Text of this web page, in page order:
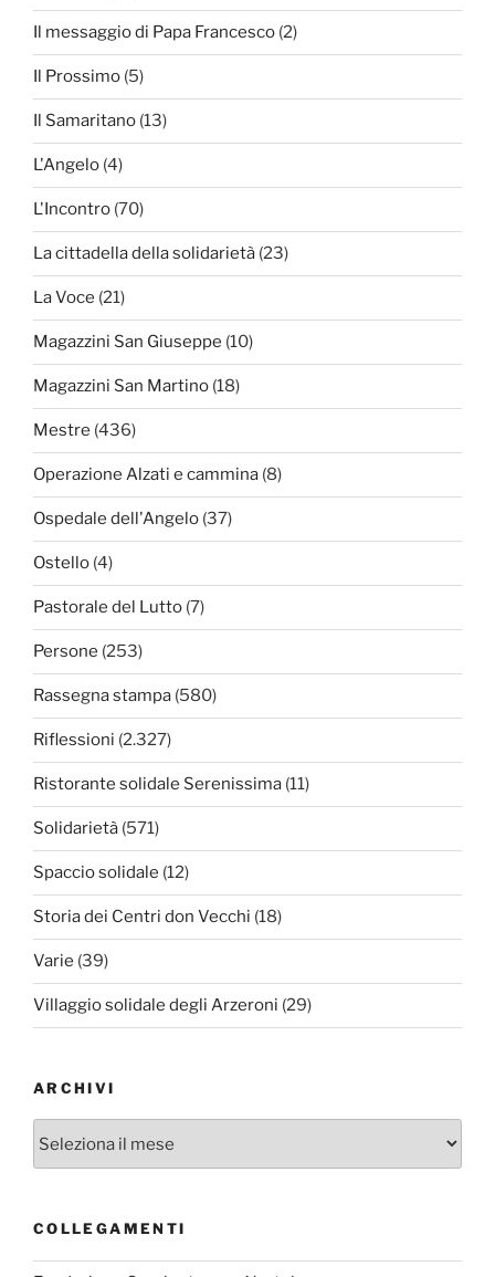
Il messaggio di Papa Francesco (2)
Il Prossimo (5)
Il Samaritano (13)
L'Angelo (4)
L'Incontro (70)
La cittadella della solidarietà (23)
La Voce (21)
Magazzini San Giuseppe (10)
Magazzini San Martino (18)
Mestre (436)
Operazione Alzati e cammina (8)
Ospedale dell'Angelo (37)
Ostello (4)
Pastorale del Lutto (7)
Persone (253)
Rassegna stampa (580)
Riflessioni (2.327)
Ristorante solidale Serenissima (11)
Solidarietà (571)
Spaccio solidale (12)
Storia dei Centri don Vecchi (18)
Varie (39)
Villaggio solidale degli Arzeroni (29)
ARCHIVI
Archivi
COLLEGAMENTI